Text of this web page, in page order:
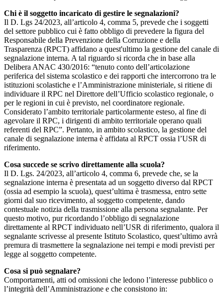
Chi è il soggetto incaricato di gestire le segnalazioni?
Il D. Lgs 24/2023, all’articolo 4, comma 5, prevede che i soggetti
del settore pubblico cui è fatto obbligo di prevedere la figura del
Responsabile della Prevenzione della Corruzione e della
Trasparenza (RPCT) affidano a quest'ultimo la gestione del canale di
segnalazione interna. A tal riguardo si ricorda che in base alla
Delibera ANAC 430/2016: “tenuto conto dell’articolazione
periferica del sistema scolastico e dei rapporti che intercorrono tra le
istituzioni scolastiche e l’Amministrazione ministeriale, si ritiene di
individuare il RPC nel Direttore dell’Ufficio scolastico regionale, o
per le regioni in cui è previsto, nel coordinatore regionale.
Considerato l’ambito territoriale particolarmente esteso, al fine di
agevolare il RPC, i dirigenti di ambito territoriale operano quali
referenti del RPC”. Pertanto, in ambito scolastico, la gestione del
canale di segnalazione interna è affidata al RPCT ossia l’USR di
riferimento.
Cosa succede se scrivo direttamente alla scuola?
Il D. Lgs. 24/2023, all’articolo 4, comma 6, prevede che, se la
segnalazione interna è presentata ad un soggetto diverso dal RPCT
(ossia ad esempio la scuola), quest’ultima è trasmessa, entro sette
giorni dal suo ricevimento, al soggetto competente, dando
contestuale notizia della trasmissione alla persona segnalante. Per
questo motivo, pur ricordando l’obbligo di segnalazione
direttamente al RPCT individuato nell’USR di riferimento, qualora il
segnalante scrivesse al presente Istituto Scolastico, quest’ultimo avrà
premura di trasmettere la segnalazione nei tempi e modi previsti per
legge al soggetto competente.
Cosa si può segnalare?
Comportamenti, atti od omissioni che ledono l’interesse pubblico o
l’integrità dell’Amministrazione e che consistono in: